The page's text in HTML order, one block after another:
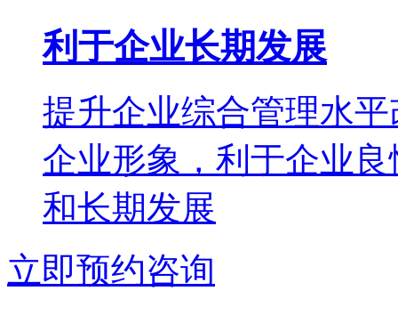
利于企业长期发展
提升企业综合管理水平
企业形象，利于企业良
和长期发展
立即预约咨询